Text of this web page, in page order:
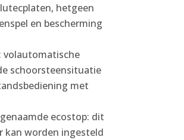
hetgeen
en bescherming
volautomatische
schoorsteensituatie
met
ecostop: dit
kan worden ingesteld